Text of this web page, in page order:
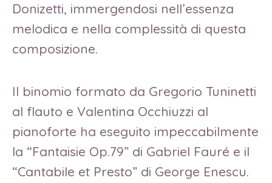
Donizetti, immergendosi nell’essenza
melodica e nella complessità di questa
composizione.
Il binomio formato da Gregorio Tuninetti
al flauto e Valentina Occhiuzzi al
pianoforte ha eseguito impeccabilmente
la “Fantaisie Op.79” di Gabriel Fauré e il
“Cantabile et Presto” di George Enescu.